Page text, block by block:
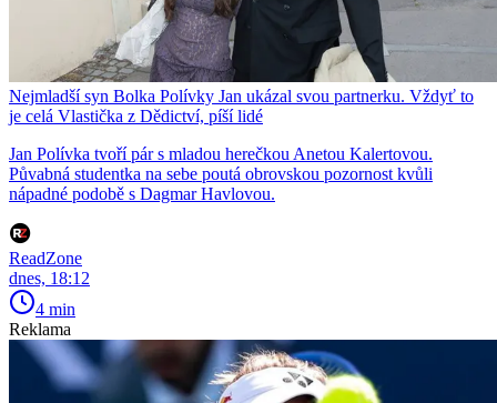
Nejmladší syn Bolka Polívky Jan ukázal svou partnerku. Vždyť to
je celá Vlastička z Dědictví, píší lidé
Jan Polívka tvoří pár s mladou herečkou Anetou Kalertovou.
Půvabná studentka na sebe poutá obrovskou pozornost kvůli
nápadné podobě s Dagmar Havlovou.
ReadZone
dnes, 18:12
4 min
Reklama